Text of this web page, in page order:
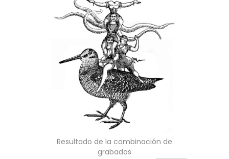
Resultado de la combinación de
grabados